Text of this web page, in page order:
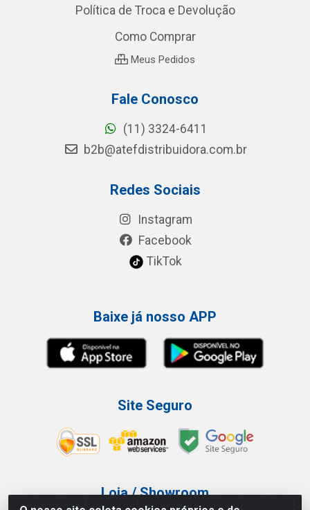
Política de Troca e Devolução
Como Comprar
Meus Pedidos
Fale Conosco
(11) 3324-6411
b2b@atefdistribuidora.com.br
Redes Sociais
Instagram
Facebook
TikTok
Baixe já nosso APP
Site Seguro
Loja / Showroom